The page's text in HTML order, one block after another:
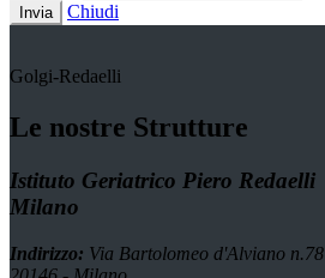
Invia Chiudi
Golgi-Redaelli
Le nostre Strutture
Istituto Geriatrico Piero Redaelli
Milano
Indirizzo: Via Bartolomeo d'Alviano n.78